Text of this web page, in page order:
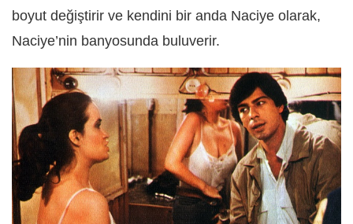
boyut değiştirir ve kendini bir anda Naciye olarak,
Naciye’nin banyosunda buluverir.